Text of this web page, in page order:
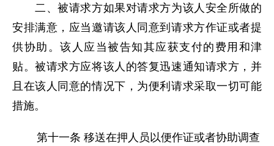
二、被请求方如果对请求方为该人安全所做的
安排满意，应当邀请该人同意到请求方作证或者提
供协助。该人应当被告知其应获支付的费用和津
贴。被请求方应将该人的答复迅速通知请求方，并
且在该人同意的情况下，为便利请求采取一切可能
措施。
第十一条 移送在押人员以便作证或者协助调查